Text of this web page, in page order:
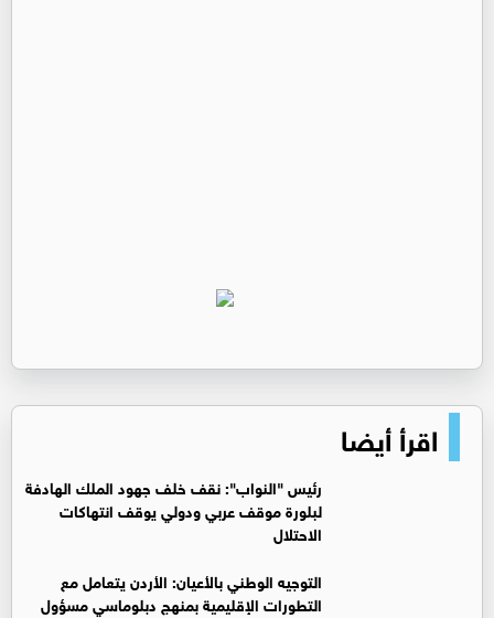
اقرأ أيضا
رئيس "النواب": نقف خلف جهود الملك الهادفة
لبلورة موقف عربي ودولي يوقف انتهاكات
الاحتلال
التوجيه الوطني بالأعيان: الأردن يتعامل مع
التطورات الإقليمية بمنهج دبلوماسي مسؤول